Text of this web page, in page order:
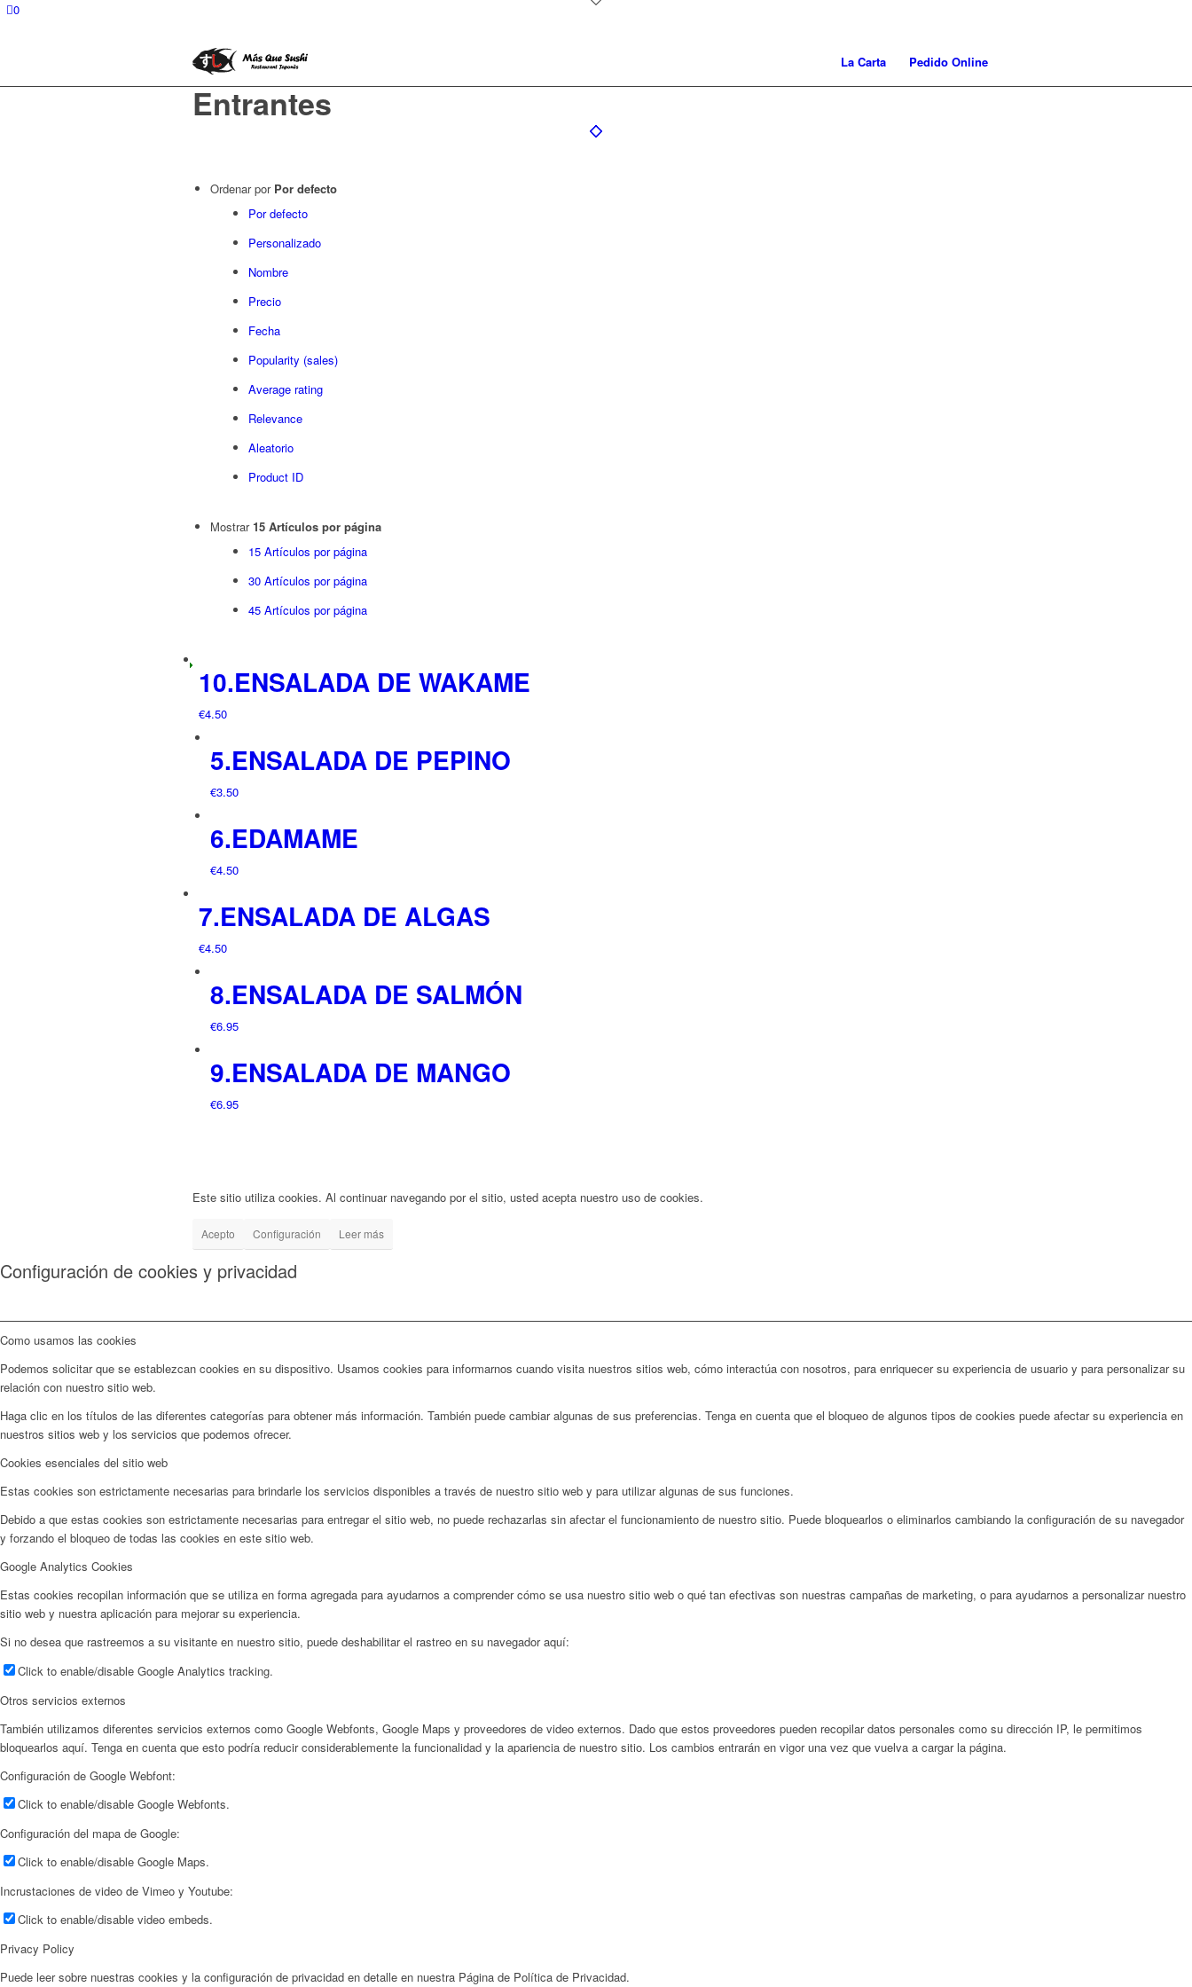
0
La Carta Pedido Online
Entrantes
Ordenar por Por defecto
Por defecto
Personalizado
Nombre
Precio
Fecha
Popularity (sales)
Average rating
Relevance
Aleatorio
Product ID
Mostrar 15 Artículos por página
15 Artículos por página
30 Artículos por página
45 Artículos por página
10.ENSALADA DE WAKAME
€4.50
5.ENSALADA DE PEPINO
€3.50
6.EDAMAME
€4.50
7.ENSALADA DE ALGAS
€4.50
8.ENSALADA DE SALMÓN
€6.95
9.ENSALADA DE MANGO
€6.95
Este sitio utiliza cookies. Al continuar navegando por el sitio, usted acepta nuestro uso de cookies.
Acepto Configuración Leer más
Configuración de cookies y privacidad
Como usamos las cookies
Podemos solicitar que se establezcan cookies en su dispositivo. Usamos cookies para informarnos cuando visita nuestros sitios web, cómo interactúa con nosotros, para enriquecer su experiencia de usuario y para personalizar su
relación con nuestro sitio web.
Haga clic en los títulos de las diferentes categorías para obtener más información. También puede cambiar algunas de sus preferencias. Tenga en cuenta que el bloqueo de algunos tipos de cookies puede afectar su experiencia en
nuestros sitios web y los servicios que podemos ofrecer.
Cookies esenciales del sitio web
Estas cookies son estrictamente necesarias para brindarle los servicios disponibles a través de nuestro sitio web y para utilizar algunas de sus funciones.
Debido a que estas cookies son estrictamente necesarias para entregar el sitio web, no puede rechazarlas sin afectar el funcionamiento de nuestro sitio. Puede bloquearlos o eliminarlos cambiando la configuración de su navegador
y forzando el bloqueo de todas las cookies en este sitio web.
Google Analytics Cookies
Estas cookies recopilan información que se utiliza en forma agregada para ayudarnos a comprender cómo se usa nuestro sitio web o qué tan efectivas son nuestras campañas de marketing, o para ayudarnos a personalizar nuestro
sitio web y nuestra aplicación para mejorar su experiencia.
Si no desea que rastreemos a su visitante en nuestro sitio, puede deshabilitar el rastreo en su navegador aquí:
Click to enable/disable Google Analytics tracking.
Otros servicios externos
También utilizamos diferentes servicios externos como Google Webfonts, Google Maps y proveedores de video externos. Dado que estos proveedores pueden recopilar datos personales como su dirección IP, le permitimos
bloquearlos aquí. Tenga en cuenta que esto podría reducir considerablemente la funcionalidad y la apariencia de nuestro sitio. Los cambios entrarán en vigor una vez que vuelva a cargar la página.
Configuración de Google Webfont:
Click to enable/disable Google Webfonts.
Configuración del mapa de Google:
Click to enable/disable Google Maps.
Incrustaciones de video de Vimeo y Youtube:
Click to enable/disable video embeds.
Privacy Policy
Puede leer sobre nuestras cookies y la configuración de privacidad en detalle en nuestra Página de Política de Privacidad.